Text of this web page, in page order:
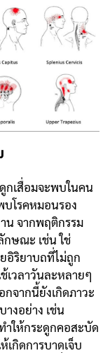
เสื่อมจะพบในคน
โรคหมอนรอง
น จากพฤติกรรม
กษณะ เช่น ใช่
อิริยาบถที่ไม่ถูก
เวลาวันละหลายๆ
จากนี้ยังเกิดภาวะ
งอย่าง เช่น
ำให้กระดูกคอสะบัด
กิดการบาดเจ็บ